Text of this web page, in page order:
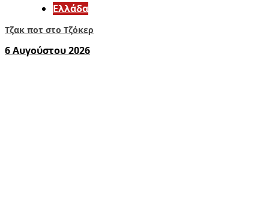
Ελλάδα
Τζακ ποτ στο Τζόκερ
6 Αυγούστου 2026